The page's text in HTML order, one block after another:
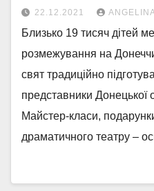
22.12.2021
Близько 19 тисяч дітей
розмежування на
свят традиційно
представники Донецької
Майстер-класи,
драматичного театру –